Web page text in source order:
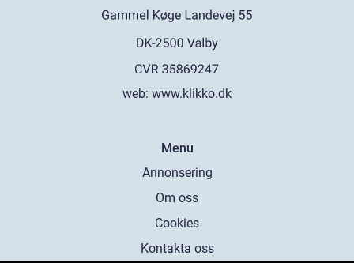
web: www.klikko.dk
Menu
Annonsering
Om oss
Cookies
Kontakta oss